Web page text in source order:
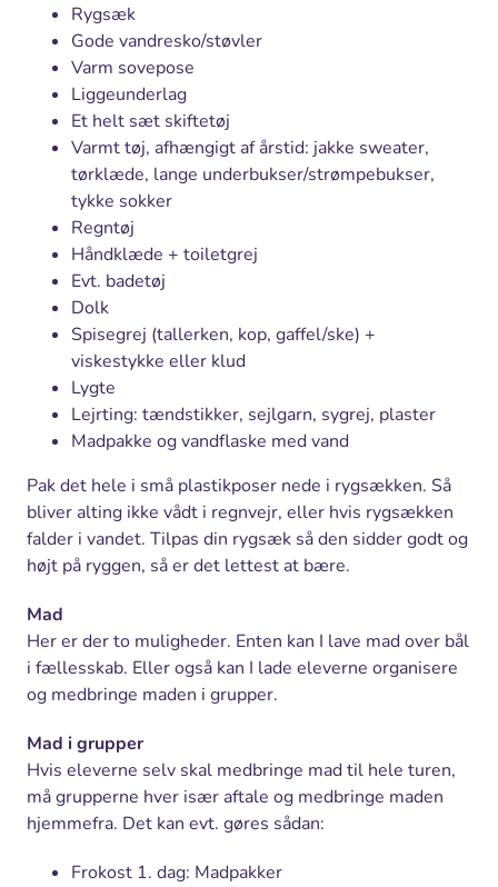
Rygsæk
Gode vandresko/støvler
Varm sovepose
Liggeunderlag
Et helt sæt skiftetøj
Varmt tøj, afhængigt af årstid: jakke sweater,
tørklæde, lange underbukser/strømpebukser,
tykke sokker
Regntøj
Håndklæde + toiletgrej
Evt. badetøj
Dolk
Spisegrej (tallerken, kop, gaffel/ske) +
viskestykke eller klud
Lygte
Lejrting: tændstikker, sejlgarn, sygrej, plaster
Madpakke og vandflaske med vand
Pak det hele i små plastikposer nede i rygsækken. Så
bliver alting ikke vådt i regnvejr, eller hvis rygsækken
falder i vandet. Tilpas din rygsæk så den sidder godt og
højt på ryggen, så er det lettest at bære.
Mad
Her er der to muligheder. Enten kan I lave mad over bål
i fællesskab. Eller også kan I lade eleverne organisere
og medbringe maden i grupper.
Mad i grupper
Hvis eleverne selv skal medbringe mad til hele turen,
må grupperne hver især aftale og medbringe maden
hjemmefra. Det kan evt. gøres sådan:
Frokost 1. dag: Madpakker